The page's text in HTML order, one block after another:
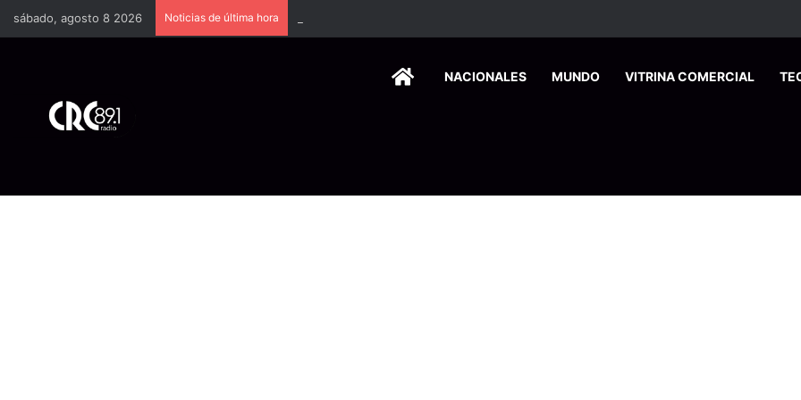
sábado, agosto 8 2026 Noticias de última hora
HOMENACIONALES MUNDO VITRINA COMERCIAL